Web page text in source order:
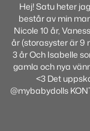
Hej! Satu heter
består av min
Nicole 10 år,
år (storasyster är 9
3 år Och Isabelle
gamla och nya
<3 Det
@mybabydolls